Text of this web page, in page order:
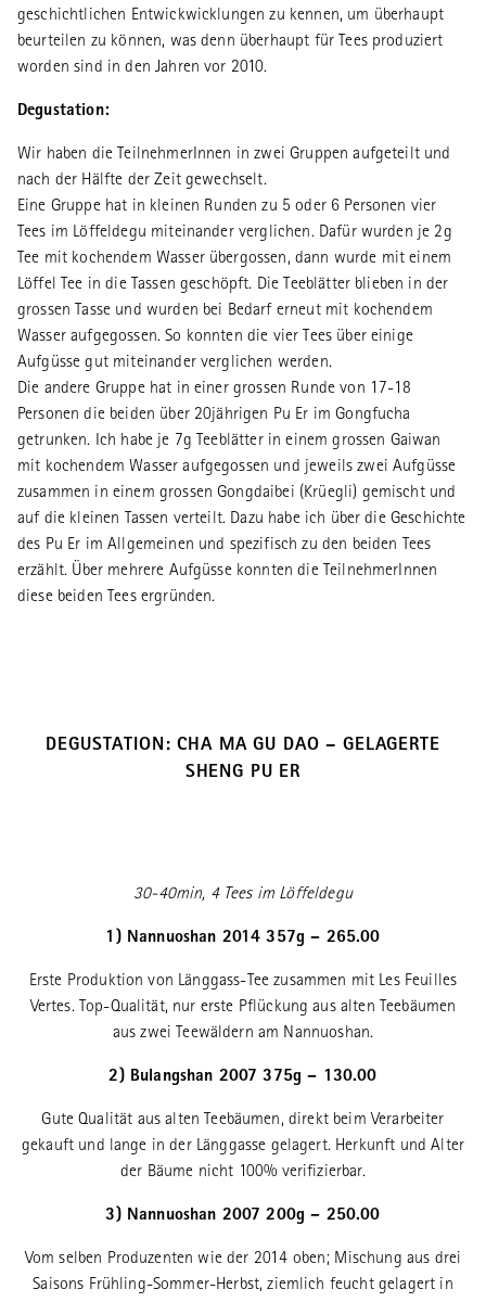
geschichtlichen Entwickwicklungen zu kennen, um überhaupt
beurteilen zu können, was denn überhaupt für Tees produziert
worden sind in den Jahren vor 2010.
Degustation:
Wir haben die TeilnehmerInnen in zwei Gruppen aufgeteilt und
nach der Hälfte der Zeit gewechselt.
Eine Gruppe hat in kleinen Runden zu 5 oder 6 Personen vier
Tees im Löffeldegu miteinander verglichen. Dafür wurden je 2g
Tee mit kochendem Wasser übergossen, dann wurde mit einem
Löffel Tee in die Tassen geschöpft. Die Teeblätter blieben in der
grossen Tasse und wurden bei Bedarf erneut mit kochendem
Wasser aufgegossen. So konnten die vier Tees über einige
Aufgüsse gut miteinander verglichen werden.
Die andere Gruppe hat in einer grossen Runde von 17-18
Personen die beiden über 20jährigen Pu Er im Gongfucha
getrunken. Ich habe je 7g Teeblätter in einem grossen Gaiwan
mit kochendem Wasser aufgegossen und jeweils zwei Aufgüsse
zusammen in einem grossen Gongdaibei (Krüegli) gemischt und
auf die kleinen Tassen verteilt. Dazu habe ich über die Geschichte
des Pu Er im Allgemeinen und spezifisch zu den beiden Tees
erzählt. Über mehrere Aufgüsse konnten die TeilnehmerInnen
diese beiden Tees ergründen.
DEGUSTATION: CHA MA GU DAO – GELAGERTE
SHENG PU ER
30-40min, 4 Tees im Löffeldegu
1) Nannuoshan 2014 357g – 265.00
Erste Produktion von Länggass-Tee zusammen mit Les Feuilles
Vertes. Top-Qualität, nur erste Pflückung aus alten Teebäumen
aus zwei Teewäldern am Nannuoshan.
2) Bulangshan 2007 375g – 130.00
Gute Qualität aus alten Teebäumen, direkt beim Verarbeiter
gekauft und lange in der Länggasse gelagert. Herkunft und Alter
der Bäume nicht 100% verifizierbar.
3) Nannuoshan 2007 200g – 250.00
Vom selben Produzenten wie der 2014 oben; Mischung aus drei
Saisons Frühling-Sommer-Herbst, ziemlich feucht gelagert in